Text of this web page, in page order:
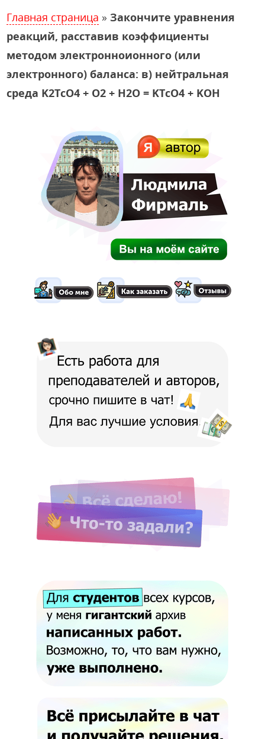
Главная страница » Закончите уравнения
реакций, расставив коэффициенты
методом электронноионного (или
электронного) баланса: в) нейтральная
среда K2TcO4 + O2 + H2O = KTcO4 + KOH